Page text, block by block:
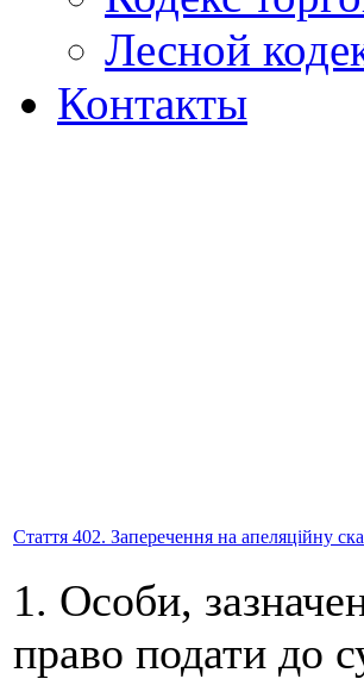
Лесной
Контакты
Стаття 402. Заперечення на апеляційну
1. Особи,
право подати до